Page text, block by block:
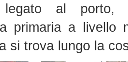
al porto,
primaria a livello
si trova lungo la